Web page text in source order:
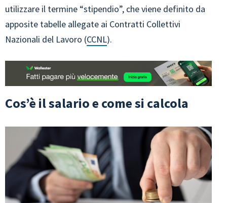
utilizzare il termine “stipendio”, che viene definito da
apposite tabelle allegate ai Contratti Collettivi
Nazionali del Lavoro (CCNL).
Cos’è il salario e come si calcola